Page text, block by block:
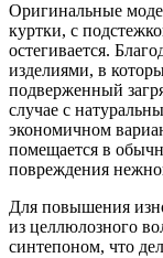
Оригинальные
куртки, c
остегивается.
изделиями, в
подверженный
случае с
экономичном
помещается в
повреждения
Для повышения
из целлюлозного
синтепоном, что